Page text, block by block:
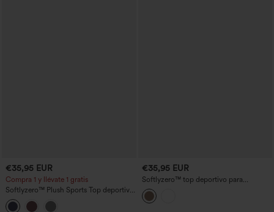
€35,95 EUR
Compra 1 y llévate 1 gratis
Softlyzero™ Plush Sports Top deportivo
golf manga larga media cremallera ojal
para pulgar
€35,95 EUR
Softlyzero™ top deportivo para
entrenamiento con cuello redondo,
mangas cortas y sujetador incorporado